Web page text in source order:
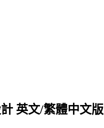
英文/繁體中文版